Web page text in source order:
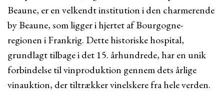
Beaune, er en velkendt institution i den charmerende
by Beaune, som ligger i hjertet af Bourgogne-
regionen i Frankrig. Dette historiske hospital,
grundlagt tilbage i det 15. århundrede, har en unik
forbindelse til vinproduktion gennem dets årlige
vinauktion, der tiltrækker vinelskere fra hele verden.